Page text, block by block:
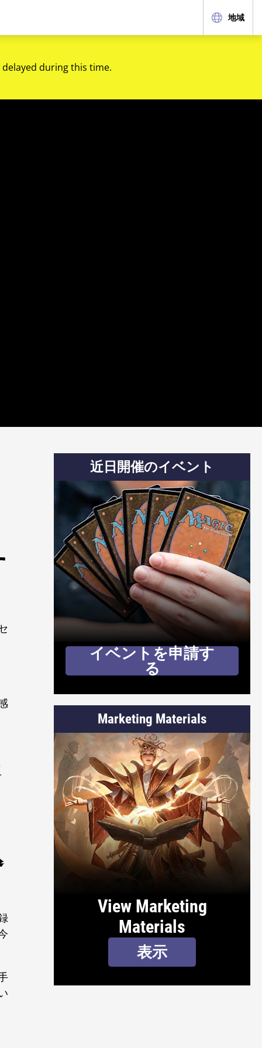
地域
during this time.
近日開催のイベント
イベントを申請す
る
Marketing Materials
View Marketing
Materials
表示